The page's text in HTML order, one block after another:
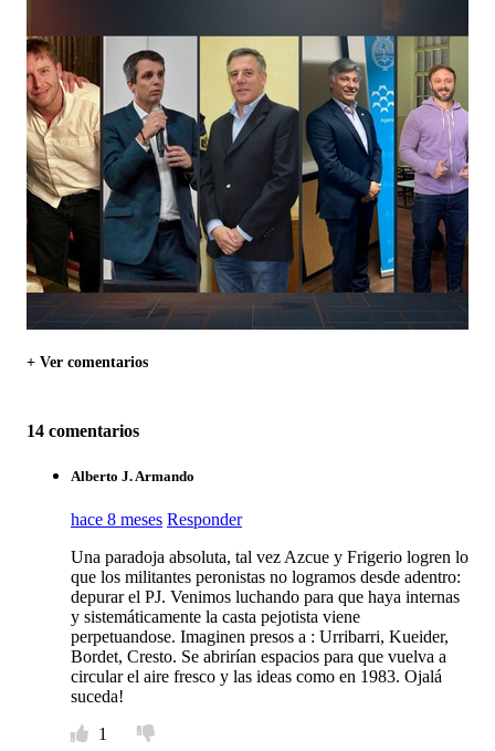
+ Ver comentarios
14 comentarios
Alberto J. Armando
hace 8 meses Responder
Una paradoja absoluta, tal vez Azcue y Frigerio logren lo
que los militantes peronistas no logramos desde adentro:
depurar el PJ. Venimos luchando para que haya internas
y sistemáticamente la casta pejotista viene
perpetuandose. Imaginen presos a : Urribarri, Kueider,
Bordet, Cresto. Se abrirían espacios para que vuelva a
circular el aire fresco y las ideas como en 1983. Ojalá
suceda!
1